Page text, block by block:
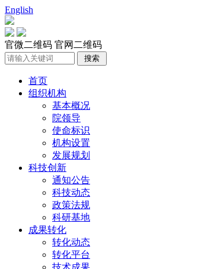
English
官微二维码 官网二维码
首页
组织机构
基本概况
院领导
使命标识
机构设置
发展规划
科技创新
通知公告
科技动态
政策法规
科研基地
成果转化
转化动态
转化平台
技术成果